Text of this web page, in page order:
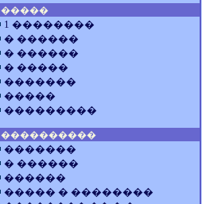
�����
1 ��������
� ������
� ������
� �����
�������
�����
���������
����������
�������
� ������
������
����� � ��������